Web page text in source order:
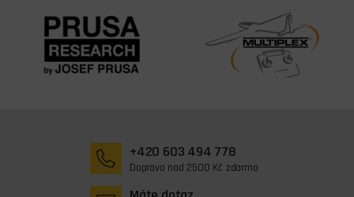
+420 603 494 778
Doprava nad 2500 Kč zdarma